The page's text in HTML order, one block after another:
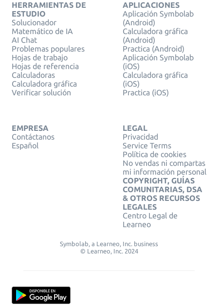
HERRAMIENTAS DE
ESTUDIO
Solucionador
Matemático de IA
AI Chat
Problemas populares
Hojas de trabajo
Hojas de referencia
Calculadoras
Calculadora gráfica
Verificar solución
APLICACIONES
Aplicación Symbolab
(Android)
Calculadora gráfica
(Android)
Practica (Android)
Aplicación Symbolab
(iOS)
Calculadora gráfica
(iOS)
Practica (iOS)
EMPRESA
Contáctanos
Español
LEGAL
Privacidad
Service Terms
Política de cookies
No vendas ni compartas
mi información personal
COPYRIGHT, GUÍAS
COMUNITARIAS, DSA
& OTROS RECURSOS
LEGALES
Centro Legal de
Learneo
Symbolab, a Learneo, Inc. business
© Learneo, Inc. 2024